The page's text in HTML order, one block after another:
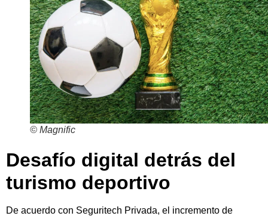
© Magnific
Desafío digital detrás del
turismo deportivo
De acuerdo con Seguritech Privada, el incremento de